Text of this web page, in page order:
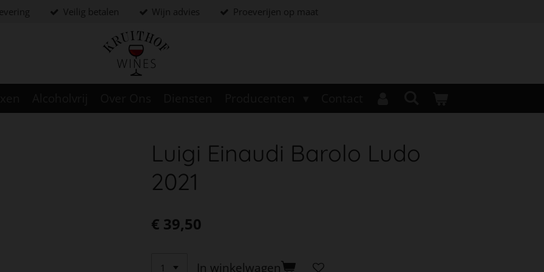
Veilig betalen Wijn advies Proeverijen op maat
Luigi Einaudi Barolo Ludo
2021
€ 39,50
In winkelwagen